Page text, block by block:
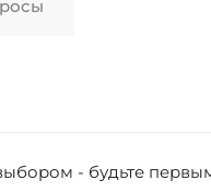
- будьте